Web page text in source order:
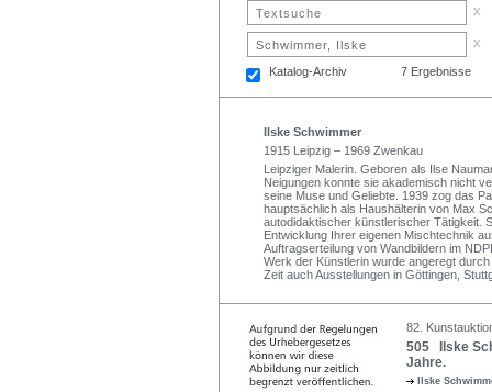
x
x
Katalog-Archiv 7 Ergebnisse
Ilske Schwimmer
1915 Leipzig – 1969 Zwenkau
Leipziger Malerin. Geboren als Ilse
Neigungen konnte sie akademisch nicht
seine Muse und Geliebte. 1939 zog das
hauptsächlich als Haushälterin von Max
autodidaktischer künstlerischer Tätigkeit.
Entwicklung Ihrer eigenen Mischtechnik
Auftragserteilung von Wandbildern im
Werk der Künstlerin wurde angeregt
Zeit auch Ausstellungen in Göttingen,
82.
505 Ilske
Jahre.
Ilske